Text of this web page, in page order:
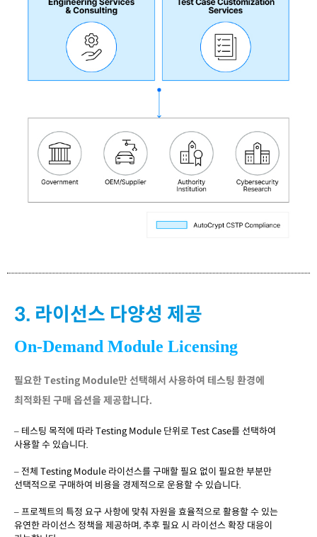
3. 라이선스 다양성 제공
On-Demand Module Licensing
필요한 Testing Module만 선택해서 사용하여 테스팅 환경에
최적화된 구매 옵션을 제공합니다.
– 테스팅 목적에 따라Testing Module 단위로Test Case를 선택하여
사용할 수 있습니다.
– 전체 Testing Module 라이선스를 구매할 필요 없이 필요한 부분만
선택적으로 구매하여 비용을 경제적으로 운용할 수 있습니다.
–프로젝트의 특정 요구 사항에 맞춰 자원을 효율적으로 활용할 수 있는
유연한 라이선스 정책을 제공하며,추후 필요 시 라이선스 확장 대응이